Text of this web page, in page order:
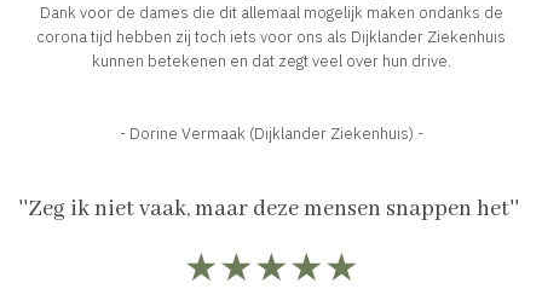
Dank voor de dames die dit allemaal mogelijk maken ondanks de
corona tijd hebben zij toch iets voor ons als Dijklander Ziekenhuis
kunnen betekenen en dat zegt veel over hun drive.
- Dorine Vermaak (Dijklander Ziekenhuis) -
''Zeg ik niet vaak, maar deze mensen snappen het''
★★★★★